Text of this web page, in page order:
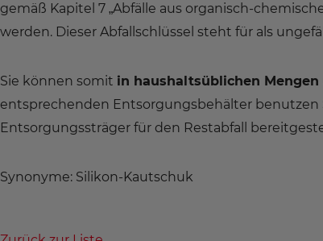
gemäß Kapitel 7 „Abfälle aus organisch-
werden. Dieser Abfallschlüssel steht für als
Sie können somit in haushaltsüblichen Mengen
entsprechenden Entsorgungsbehälter
Entsorgungssträger für den Restabfall
Synonyme: Silikon-Kautschuk